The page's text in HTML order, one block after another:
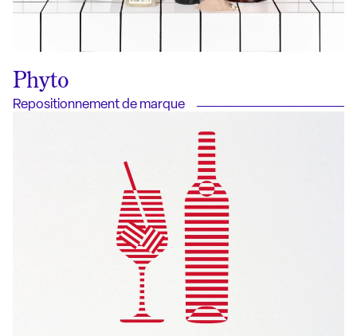
Phyto
Repositionnement de marque